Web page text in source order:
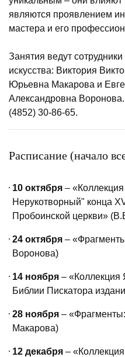
являются проявлением
мастера и его
Занятия ведут
искусства: Виктория
Юрьевна Макарова и
Александровна
(4852) 30-86-65.
Расписание (начало
10 октября –
Нерукотворный" конца
Пробоинской церкви»
24 октября –
Воронова)
14 ноября – «Коллекция
Библии Пискатора
28 ноября–
Макарова)
12 декабря–